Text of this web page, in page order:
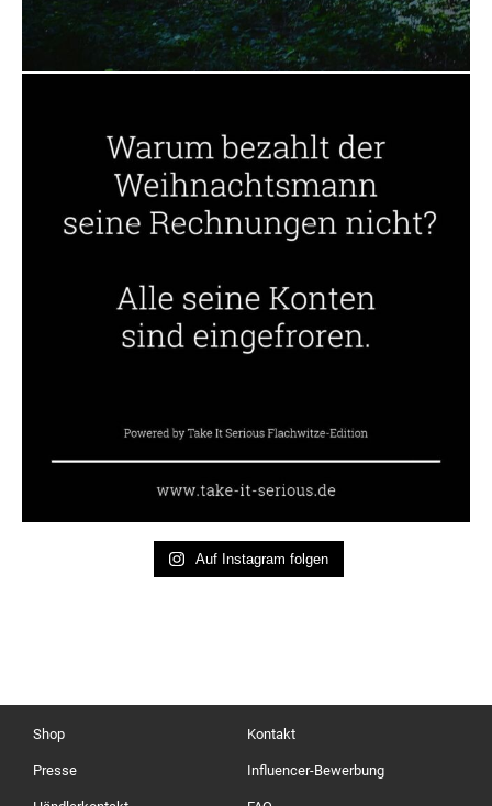
Auf Instagram folgen
Shop Kontakt
Presse Influencer-Bewerbung